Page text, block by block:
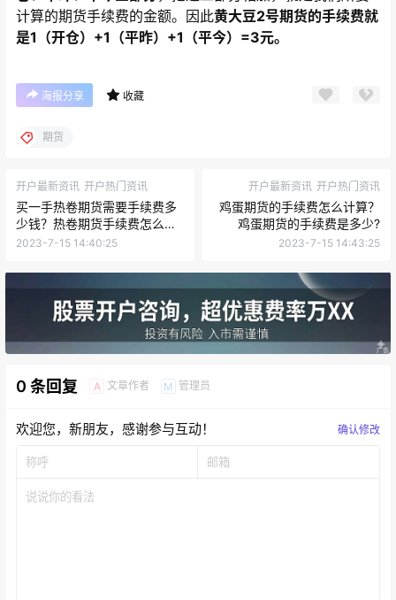
计算的期货手续费的金额。因此黄大豆2号期货的手续费就
是1（开仓）+1（平昨）+1（平今）=3元。
海报分享 收藏
期货
开户最新资讯 开户热门资讯
买一手热卷期货需要手续费多
少钱？热卷期货手续费怎么计
算？
2023-7-15 14:40:25
开户最新资讯 开户热门资讯
鸡蛋期货的手续费怎么计算？
鸡蛋期货的手续费是多少?
2023-7-15 14:43:25
0 条回复 A 文章作者 M 管理员
欢迎您，新朋友，感谢参与互动！ 确认修改